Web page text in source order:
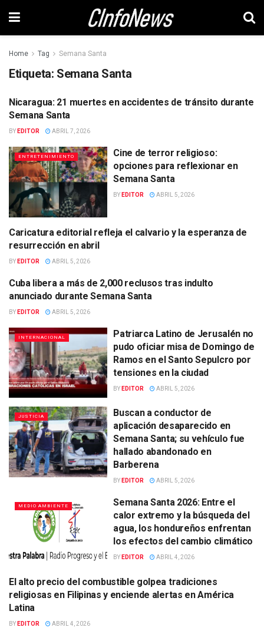
Home Tag Semana Santa
Etiqueta: Semana Santa
SEGURIDAD
Nicaragua: 21 muertes en accidentes de tránsito durante
Semana Santa
BY EDITOR ABRIL 7, 2026
ENTRETENIMIENTO
Cine de terror religioso:
opciones para reflexionar en
Semana Santa
BY EDITOR ABRIL 5, 2026
CULTURA
Caricatura editorial refleja el calvario y la esperanza de
resurrección en abril
BY EDITOR ABRIL 5, 2026
INTERNACIONAL
Cuba libera a más de 2,000 reclusos tras indulto
anunciado durante Semana Santa
BY EDITOR ABRIL 5, 2026
INTERNACIONAL
Patriarca Latino de Jerusalén no
pudo oficiar misa de Domingo de
Ramos en el Santo Sepulcro por
tensiones en la ciudad
BY EDITOR ABRIL 5, 2026
JUSTICIA
Buscan a conductor de
aplicación desaparecido en
Semana Santa; su vehículo fue
hallado abandonado en
Barberena
BY EDITOR ABRIL 5, 2026
MEDIO AMBIENTE
Semana Santa 2026: Entre el
calor extremo y la búsqueda del
agua, los hondureños enfrentan
los efectos del cambio climático
BY EDITOR ABRIL 4, 2026
INTERNACIONAL
El alto precio del combustible golpea tradiciones
religiosas en Filipinas y enciende alertas en América
Latina
BY EDITOR ABRIL 4, 2026